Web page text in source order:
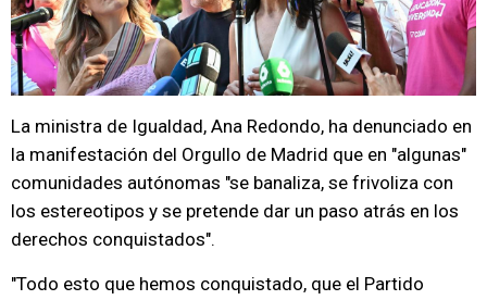
La ministra de Igualdad, Ana Redondo, ha denunciado en
la manifestación del Orgullo de Madrid que en "algunas"
comunidades autónomas "se banaliza, se frivoliza con
los estereotipos y se pretende dar un paso atrás en los
derechos conquistados".
"Todo esto que hemos conquistado, que el Partido